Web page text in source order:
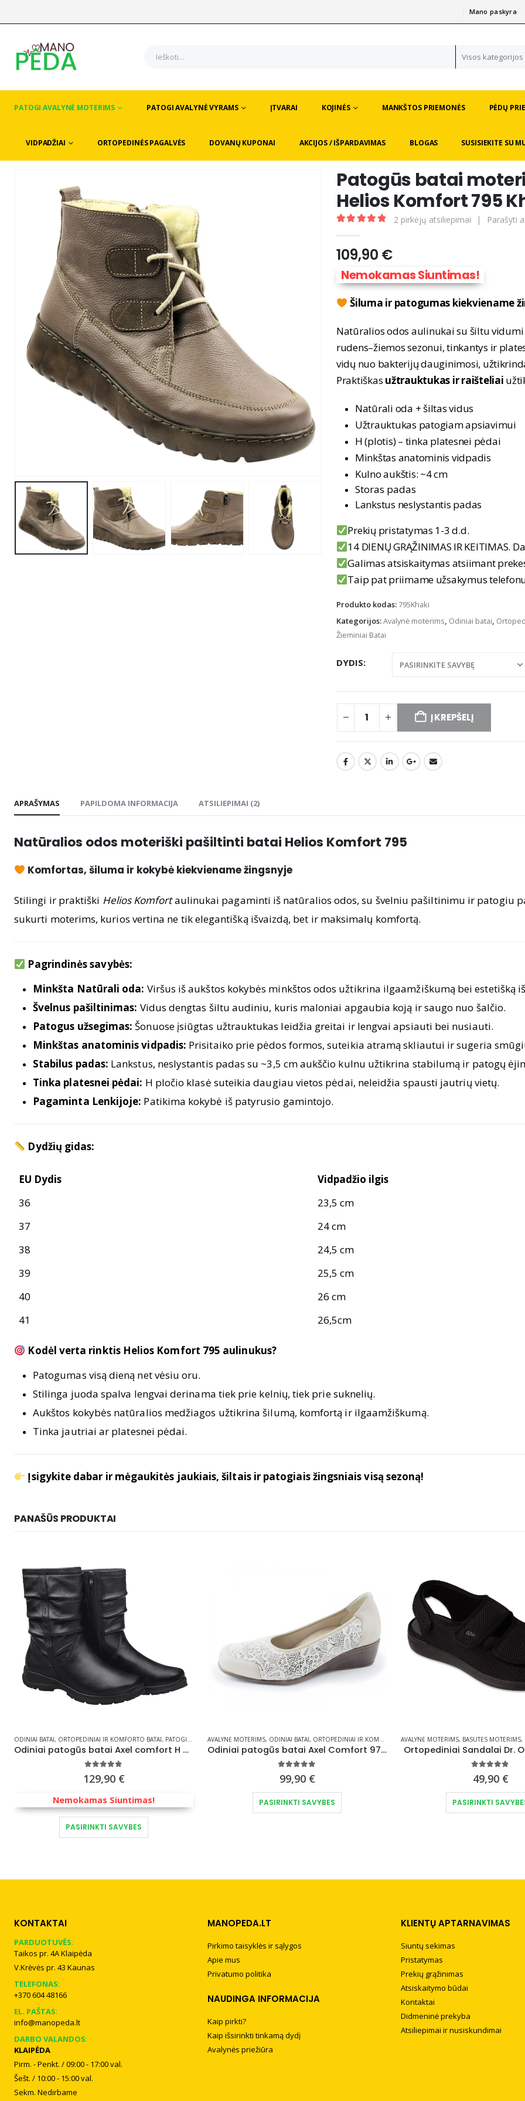
Mano paskyra
Visos kategorijos
PATOGI AVALYNĖ MOTERIMS PATOGI AVALYNĖ VYRAMS ĮTVARAI KOJINĖS MANKŠTOS PRIEMONĖS PĖDŲ
VIDPADŽIAI ORTOPEDINĖS PAGALVĖS DOVANŲ KUPONAI AKCIJOS / IŠPARDAVIMAS BLOGAS SUSISIEKITE SU
Patogūs batai
Helios Komfort 795
2pirkėjų atsiliepimai | Parašyti
109,90 €
Nemokamas Siuntimas!
Šiluma ir patogumas kiekviename
Natūralios odos aulinukai su šiltu
rudens–žiemos sezonui, tinkantys ir
vidų nuo bakterijų dauginimosi,
Praktiškas užtrauktukas ir raišteliai
Natūrali oda + šiltas vidus
Užtrauktukas patogiam apsiavimui
H (plotis) – tinka platesnei pėdai
Minkštas anatominis vidpadis
Kulno aukštis: ~4 cm
Storas padas
Lankstus neslystantis padas
Prekių pristatymas 1-3 d.d.
14 DIENŲ GRĄŽINIMAS IR KEITIMAS.
Galimas atsiskaitymas atsiimant
Taip pat priimame užsakymus
Produkto kodas: 795Khaki
Kategorijos:Avalynė moterims, Odiniai batai,
Žieminiai Batai
DYDIS
Į KREPŠELĮ
APRAŠYMAS PAPILDOMA INFORMACIJA ATSILIEPIMAI (2)
Natūralios odos moteriški pašiltinti batai Helios Komfort 795
Komfortas, šiluma ir kokybė kiekviename žingsnyje
Stilingi ir praktiški Helios Komfortaulinukai pagaminti iš natūralios odos, su švelniu pašiltinimu ir patogiu
sukurti moterims, kurios vertina ne tik elegantišką išvaizdą, bet ir maksimalų komfortą.
Pagrindinės savybės:
Minkšta Natūrali oda: Viršus iš aukštos kokybės minkštos odos užtikrina ilgaamžiškumą bei estetišką
Švelnus pašiltinimas: Vidus dengtas šiltu audiniu, kuris maloniai apgaubia koją ir saugo nuo šalčio.
Patogus užsegimas: Šonuose įsiūgtas užtrauktukas leidžia greitai ir lengvai apsiauti bei nusiauti.
Minkštas anatominis vidpadis: Prisitaiko prie pėdos formos, suteikia atramą skliautui ir sugeria
Stabilus padas: Lankstus, neslystantis padas su ~3,5 cm aukščio kulnu užtikrina stabilumą ir patogų
Tinka platesnei pėdai: H pločio klasė suteikia daugiau vietos pėdai, neleidžia spausti jautrių vietų.
Pagaminta Lenkijoje: Patikima kokybė iš patyrusio gamintojo.
Dydžių gidas:
EU Dydis
Vidpadžio ilgis
36
23,5 cm
37
24 cm
38
24,5 cm
39
25,5 cm
40
26 cm
41
26,5cm
Kodėl verta rinktis Helios Komfort 795 aulinukus?
Patogumas visą dieną net vėsiu oru.
Stilinga juoda spalva lengvai derinama tiek prie kelnių, tiek prie suknelių.
Aukštos kokybės natūralios medžiagos užtikrina šilumą, komfortą ir ilgaamžiškumą.
Tinka jautriai ar platesnei pėdai.
Įsigykite dabar ir mėgaukitės jaukiais, šiltais ir patogiais žingsniais visą sezoną!
PANAŠŪS PRODUKTAI
ŠILTO SEZONO BATAI
, PATOGŪS BATAI ( IŠTISUS METUS ),RUDENS BATAI ŽIEMINIAI BATAI
ODINIAI BATAI, ORTOPEDINIAI IR KOMFORTO BATAI, PATOGI AVALYNĖ MOTERIMS ,PATOGŪS BATAI ( IŠTISUS METUS ),RUDENS BATAI ŽIEMINIAI BATAI
Odiniai patogūs batai Axel comfort H pločio 9832
129,90 €
Nemokamas Siuntimas!
PASIRINKTI SAVYBES
This product has multiple variants. The options may be chosen on the product page
AVALYNĖ MOTERIMS, ODINIAI BATAI, ORTOPEDINIAI IR KOMFORTO BATAI ,PATOGI AVALYNĖ MOTERIMS,
Odiniai patogūs batai Axel Comfort 9753 H plotis
99,90 €
PASIRINKTI SAVYBES
This product has multiple variants. The options may be chosen on the product page
AVALYNĖ MOTERIMS, BASUTĖS MOTERIMS,
Ortopediniai Sandalai Dr.
49,90 €
PASIRINKTI
KONTAKTAI
PARDUOTUVĖS:
Taikos pr. 4A Klaipėda
V.Krėvės pr. 43 Kaunas
TELEFONAS:
+370 604 48166
EL. PAŠTAS:
info@manopeda.lt
DARBO VALANDOS:
KLAIPĖDA
Pirm. - Penkt. / 09:00 - 17:00 val.
Šešt. / 10:00 - 15:00 val.
Sekm. Nedirbame
MANOPEDA.LT
Pirkimo taisyklės ir sąlygos
Apie mus
Privatumo politika
NAUDINGA INFORMACIJA
Kaip pirkti?
Kaip išsirinkti tinkamą dydį
Avalynės priežiūra
KLIENTŲ APTARNAVIMAS
Siuntų sekimas
Pristatymas
Prekių grąžinimas
Atsiskaitymo būdai
Kontaktai
Didmeninė prekyba
Atsiliepimai ir nusiskundimai